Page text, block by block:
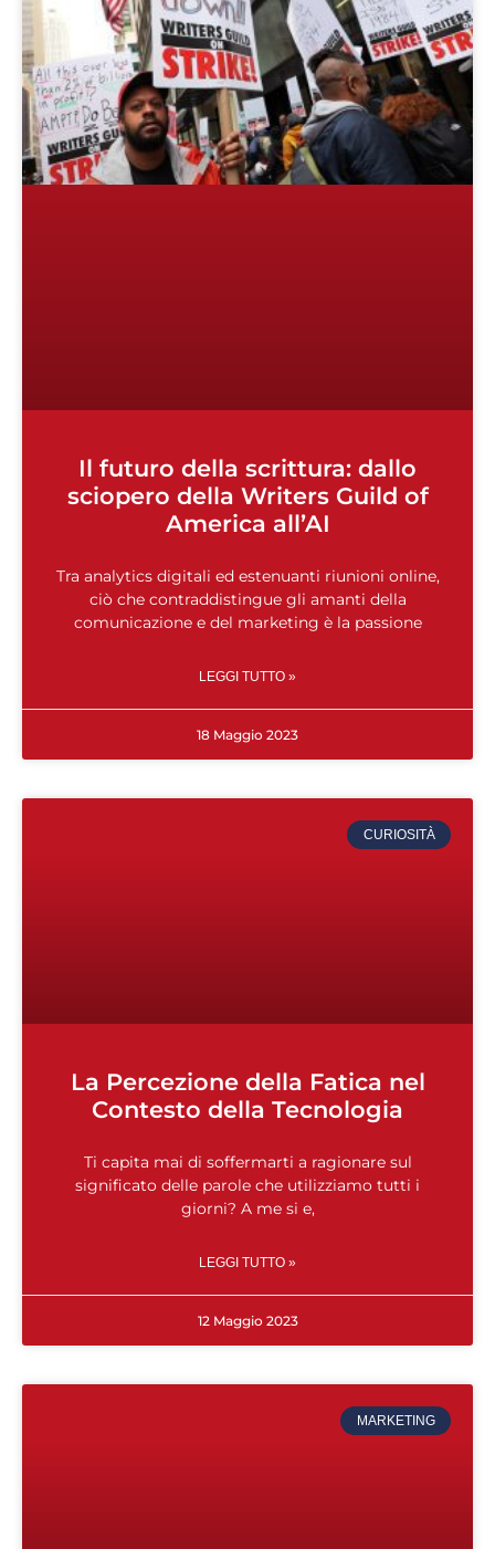
Il futuro della scrittura: dallo
sciopero della Writers Guild of
America all’AI
Tra analytics digitali ed estenuanti riunioni online,
ciò che contraddistingue gli amanti della
comunicazione e del marketing è la passione
LEGGI TUTTO »
18 Maggio 2023
CURIOSITÀ
La Percezione della Fatica nel
Contesto della Tecnologia
Ti capita mai di soffermarti a ragionare sul
significato delle parole che utilizziamo tutti i
giorni? A me si e,
LEGGI TUTTO »
12 Maggio 2023
MARKETING